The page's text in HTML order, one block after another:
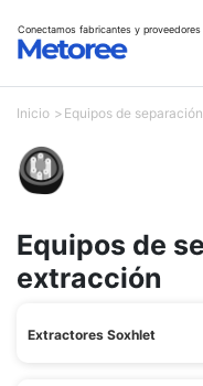
Conectamos fabricantes y proveedores
Inicio Equipos de
Equipos de
extracción
Extractores Soxhlet